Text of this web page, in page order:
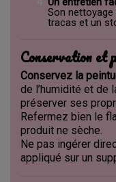
Son
tracas et un
Conservation et
Conservez la
de l’humidité et de
préserver ses
Refermez bien le
produit ne sèche.
Ne pas ingérer
appliqué sur un